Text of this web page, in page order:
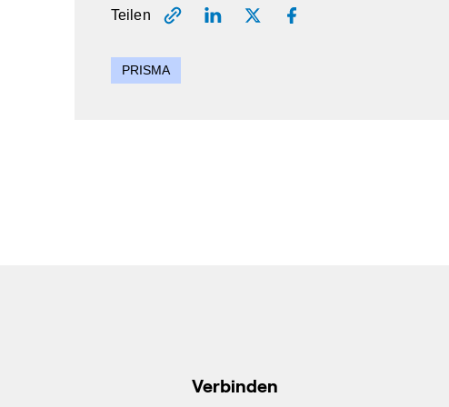
Teilen
PRISMA
Verbinden